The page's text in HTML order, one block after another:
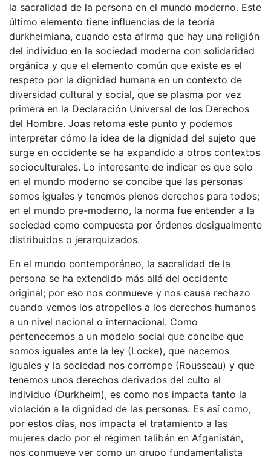
la sacralidad de la persona en el mundo moderno. Este
último elemento tiene influencias de la teoría
durkheimiana, cuando esta afirma que hay una religión
del individuo en la sociedad moderna con solidaridad
orgánica y que el elemento común que existe es el
respeto por la dignidad humana en un contexto de
diversidad cultural y social, que se plasma por vez
primera en la Declaración Universal de los Derechos
del Hombre. Joas retoma este punto y podemos
interpretar cómo la idea de la dignidad del sujeto que
surge en occidente se ha expandido a otros contextos
socioculturales. Lo interesante de indicar es que solo
en el mundo moderno se concibe que las personas
somos iguales y tenemos plenos derechos para todos;
en el mundo pre-moderno, la norma fue entender a la
sociedad como compuesta por órdenes desigualmente
distribuidos o jerarquizados.
En el mundo contemporáneo, la sacralidad de la
persona se ha extendido más allá del occidente
original; por eso nos conmueve y nos causa rechazo
cuando vemos los atropellos a los derechos humanos
a un nivel nacional o internacional. Como
pertenecemos a un modelo social que concibe que
somos iguales ante la ley (Locke), que nacemos
iguales y la sociedad nos corrompe (Rousseau) y que
tenemos unos derechos derivados del culto al
individuo (Durkheim), es como nos impacta tanto la
violación a la dignidad de las personas. Es así como,
por estos días, nos impacta el tratamiento a las
mujeres dado por el régimen talibán en Afganistán,
nos conmueve ver como un grupo fundamentalista